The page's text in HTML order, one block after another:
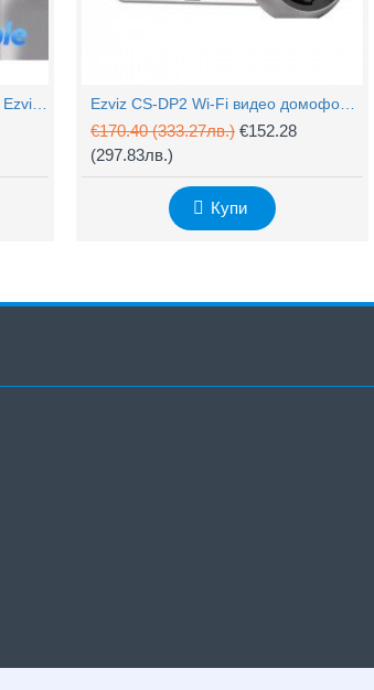
€170.40(333.27лв.) €152.28
(297.83лв.)
Купи